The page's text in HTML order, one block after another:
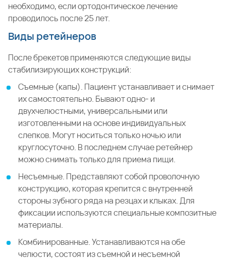
необходимо, если ортодонтическое лечение
проводилось после 25 лет.
Виды ретейнеров
После брекетов применяются следующие виды
стабилизирующих конструкций:
Съемные (капы). Пациент устанавливает и снимает
их самостоятельно. Бывают одно- и
двухчелюстными, универсальными или
изготовленными на основе индивидуальных
слепков. Могут носиться только ночью или
круглосуточно. В последнем случае ретейнер
можно снимать только для приема пищи.
Несъемные. Представляют собой проволочную
конструкцию, которая крепится с внутренней
стороны зубного ряда на резцах и клыках. Для
фиксации используются специальные композитные
материалы.
Комбинированные. Устанавливаются на обе
челюсти, состоят из съемной и несъемной